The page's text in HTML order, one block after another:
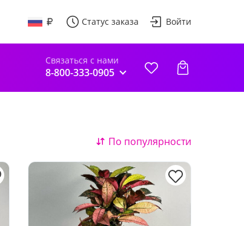
Статус заказа Войти
Связаться с нами
8-800-333-0905
По популярности